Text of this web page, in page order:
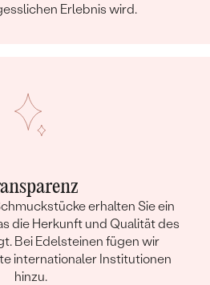
Erlebnis wird.
erhalten Sie ein
die Herkunft und Qualität des
Bei Edelsteinen fügen wir
internationaler Institutionen
hinzu.